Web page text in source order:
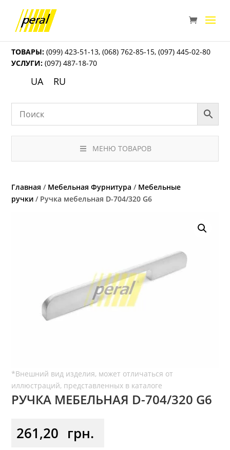
ТОВАРЫ: (099) 423-51-13,(068) 762-85-15,(097) 445-02-80
УСЛУГИ: (097) 487-18-70
UA RU
МЕНЮ ТОВАРОВ
Главная / Мебельная Фурнитура / Мебельные
ручки / Ручка мебельная D-704/320 G6
РУЧКА МЕБЕЛЬНАЯ D-704/320 G6
261,20 грн.